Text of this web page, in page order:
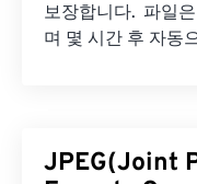
보장합니다. 파일
며 몇 시간 후 자동
JPEG(Joint